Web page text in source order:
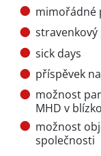
mimořádné
stravenkový
sick days
příspěvek
možnost
MHD v
možnost
společnosti